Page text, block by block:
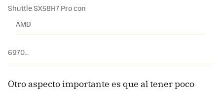
Shuttle SX58H7 Pro con
AMD
6970…
Otro aspecto importante es que al tener poco